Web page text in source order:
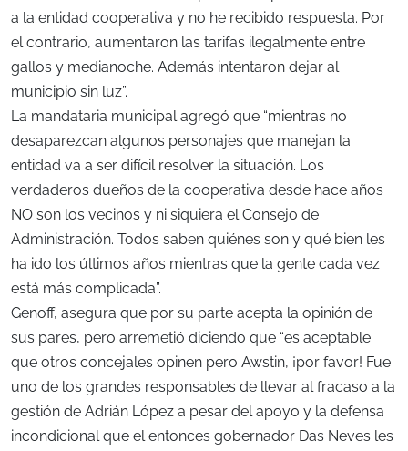
a la entidad cooperativa y no he recibido respuesta. Por
el contrario, aumentaron las tarifas ilegalmente entre
gallos y medianoche. Además intentaron dejar al
municipio sin luz”.
La mandataria municipal agregó que “mientras no
desaparezcan algunos personajes que manejan la
entidad va a ser difícil resolver la situación. Los
verdaderos dueños de la cooperativa desde hace años
NO son los vecinos y ni siquiera el Consejo de
Administración. Todos saben quiénes son y qué bien les
ha ido los últimos años mientras que la gente cada vez
está más complicada”.
Genoff, asegura que por su parte acepta la opinión de
sus pares, pero arremetió diciendo que “es aceptable
que otros concejales opinen pero Awstin, ¡por favor! Fue
uno de los grandes responsables de llevar al fracaso a la
gestión de Adrián López a pesar del apoyo y la defensa
incondicional que el entonces gobernador Das Neves les